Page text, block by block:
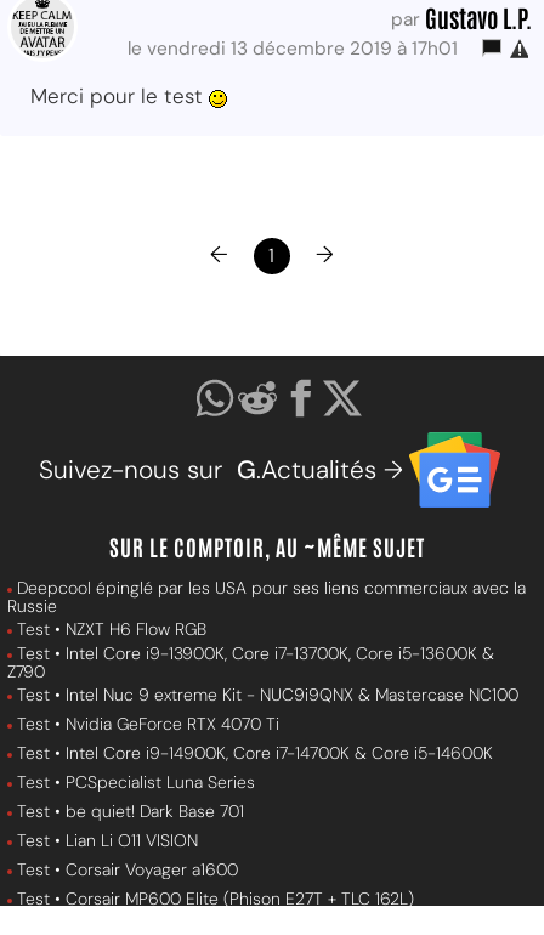
par Gustavo L.P.
le vendredi 13 décembre 2019 à 17h01
Merci pour le test
← 1 →
Suivez-nous sur G.Actualités →
SUR LE COMPTOIR, AU ~MÊME SUJET
Deepcool épinglé par les USA pour ses liens commerciaux avec la
Russie
Test • NZXT H6 Flow RGB
Test • Intel Core i9-13900K, Core i7-13700K, Core i5-13600K &
Z790
Test • Intel Nuc 9 extreme Kit - NUC9i9QNX & Mastercase NC100
Test • Nvidia GeForce RTX 4070 Ti
Test • Intel Core i9-14900K, Core i7-14700K & Core i5-14600K
Test • PCSpecialist Luna Series
Test • be quiet! Dark Base 701
Test • Lian Li O11 VISION
Test • Corsair Voyager a1600
Test • Corsair MP600 Elite (Phison E27T + TLC 162L)